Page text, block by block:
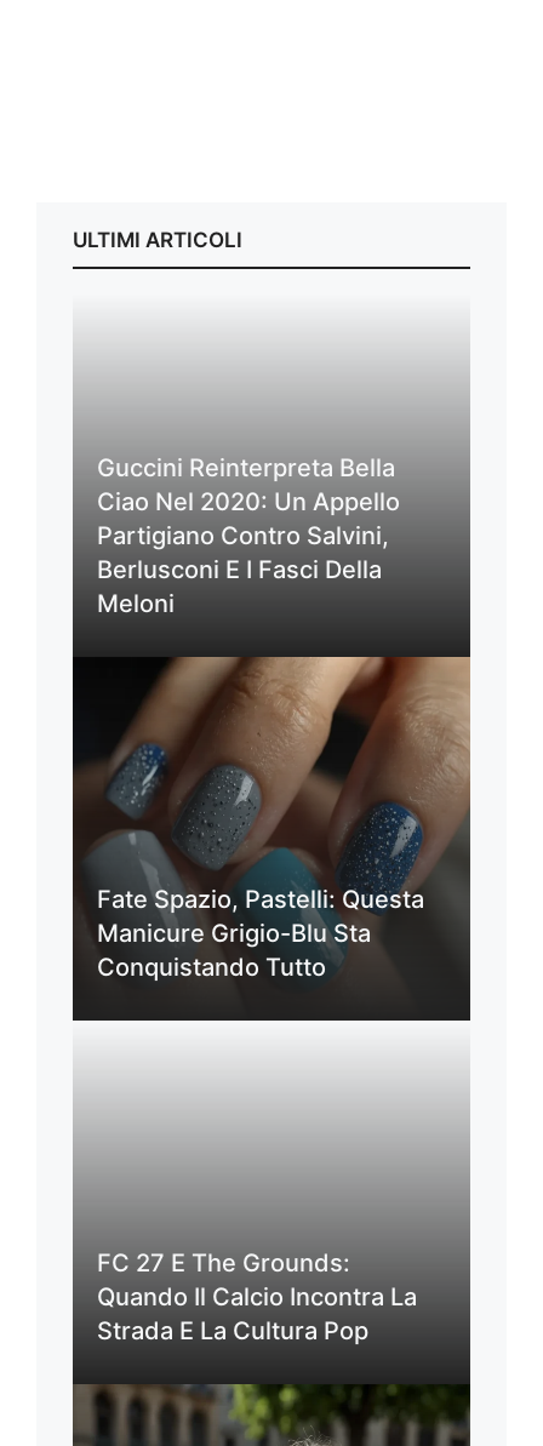
ULTIMI ARTICOLI
Guccini Reinterpreta Bella
Ciao Nel 2020: Un Appello
Partigiano Contro Salvini,
Berlusconi E I Fasci Della
Meloni
Fate Spazio, Pastelli: Questa
Manicure Grigio-Blu Sta
Conquistando Tutto
FC 27 E The Grounds:
Quando Il Calcio Incontra La
Strada E La Cultura Pop